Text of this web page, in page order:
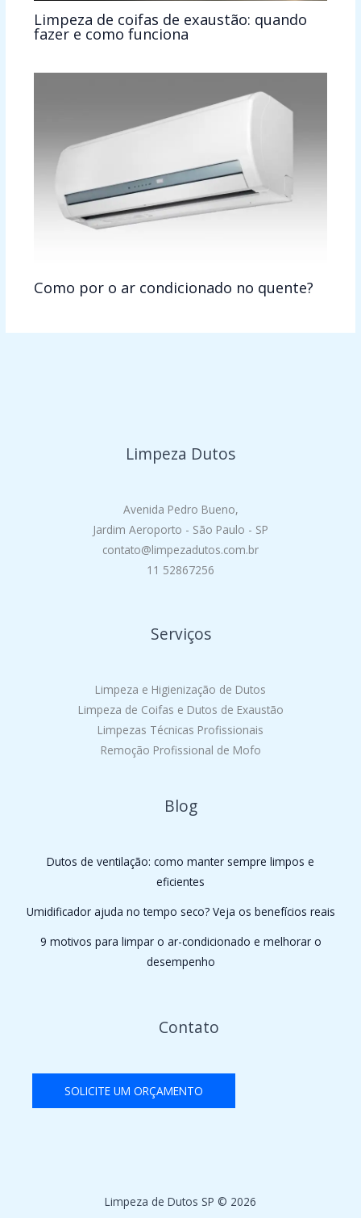
Limpeza de coifas de exaustão: quando
fazer e como funciona
Como por o ar condicionado no quente?
Limpeza Dutos
Avenida Pedro Bueno,
Jardim Aeroporto - São Paulo - SP
contato@limpezadutos.com.br
11 52867256
Serviços
Limpeza e Higienização de Dutos
Limpeza de Coifas e Dutos de Exaustão
Limpezas Técnicas Profissionais
Remoção Profissional de Mofo
Blog
Dutos de ventilação: como manter sempre limpos e
eficientes
Umidificador ajuda no tempo seco? Veja os benefícios reais
9 motivos para limpar o ar-condicionado e melhorar o
desempenho
Contato
SOLICITE UM ORÇAMENTO
Limpeza de Dutos SP © 2026